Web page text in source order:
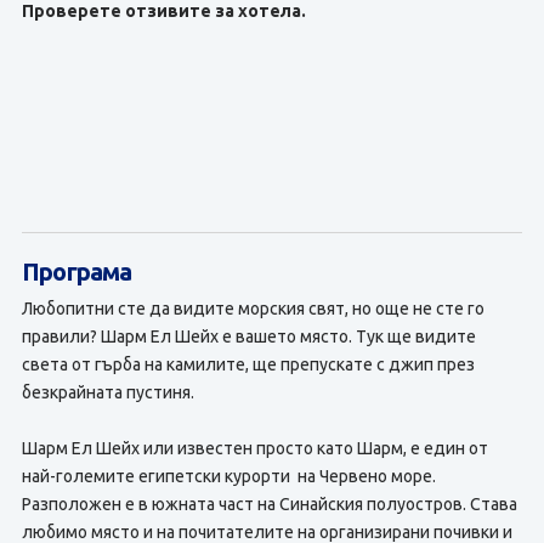
Проверете отзивите за хотела.
Програма
Любопитни сте да видите морския свят, но още не сте го
правили? Шарм Ел Шейх е вашето място. Тук ще видите
света от гърба на камилите, ще препускате с джип през
безкрайната пустиня.
Шарм Ел Шейх или известен просто като Шарм, е един от
най-големите египетски курорти на Червено море.
Разположен е в южната част на Синайския полуостров. Става
любимо място и на почитателите на организирани почивки и